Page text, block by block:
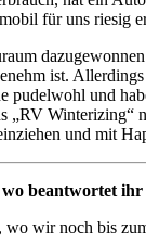
für uns riesig
ist.
pudelwohl und
Winterizing“
und mit
wo beantwortet
wir noch bis